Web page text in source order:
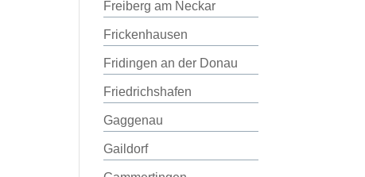
Freiberg am Neckar
Frickenhausen
Fridingen an der Donau
Friedrichshafen
Gaggenau
Gaildorf